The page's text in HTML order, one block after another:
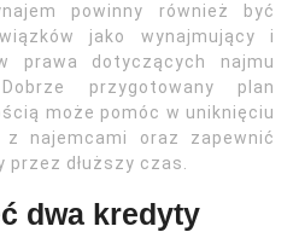
powinny również być
jako wynajmujący i
prawa dotyczących najmu
przygotowany plan
może pomóc w uniknięciu
z najemcami oraz zapewnić
dłuższy czas.
dwa kredyty